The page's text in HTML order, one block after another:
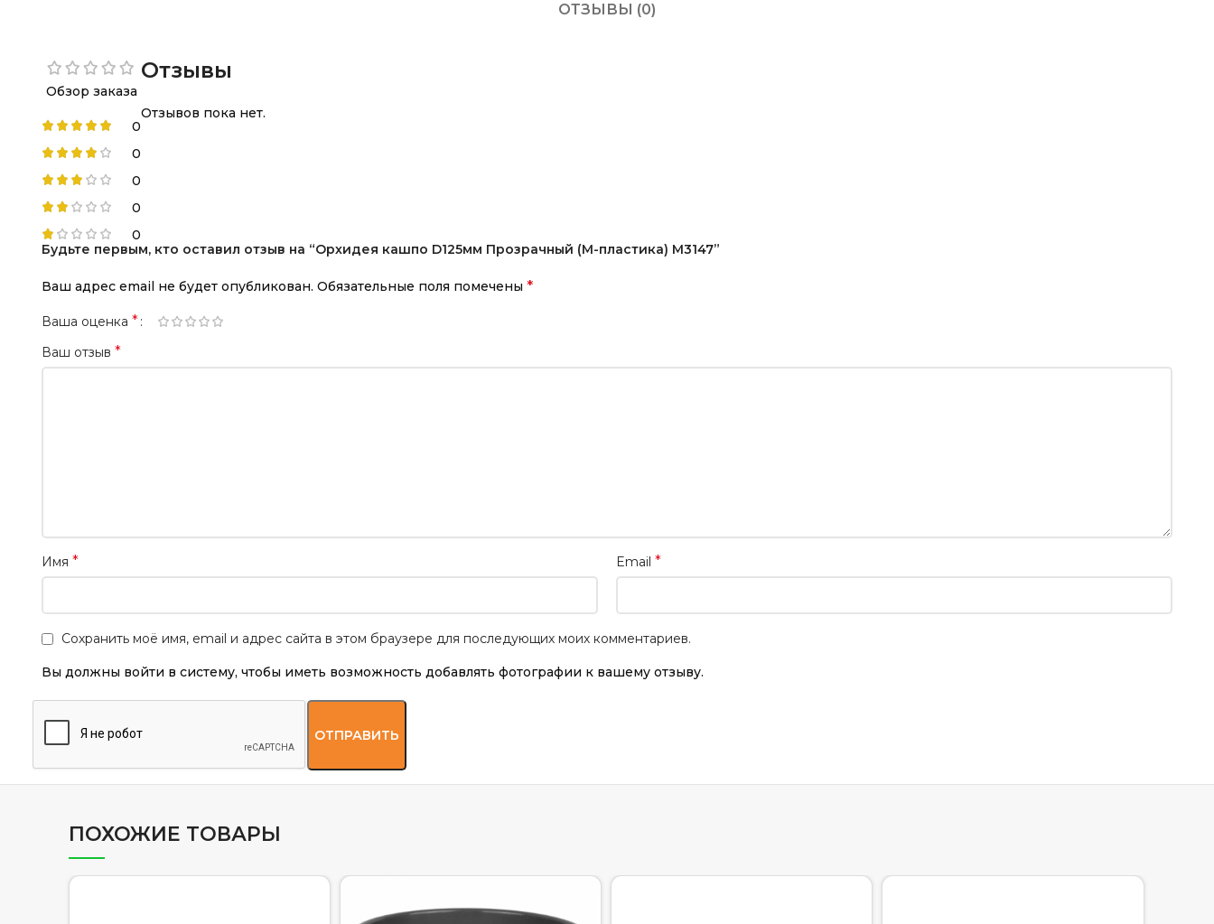
ОТЗЫВЫ (0)
Обзор заказа
0
0
0
0
0
Отзывы
Отзывов пока нет.
Будьте первым, кто оставил отзыв на “Орхидея кашпо D125мм Прозрачный (М-пластика) М3147”
Ваш адрес email не будет опубликован. Обязательные поля помечены *
Ваша оценка *
Ваш отзыв *
Имя * Email *
Сохранить моё имя, email и адрес сайта в этом браузере для последующих моих комментариев.
Вы должны войти в систему, чтобы иметь возможность добавлять фотографии к вашему отзыву.
ПОХОЖИЕ ТОВАРЫ